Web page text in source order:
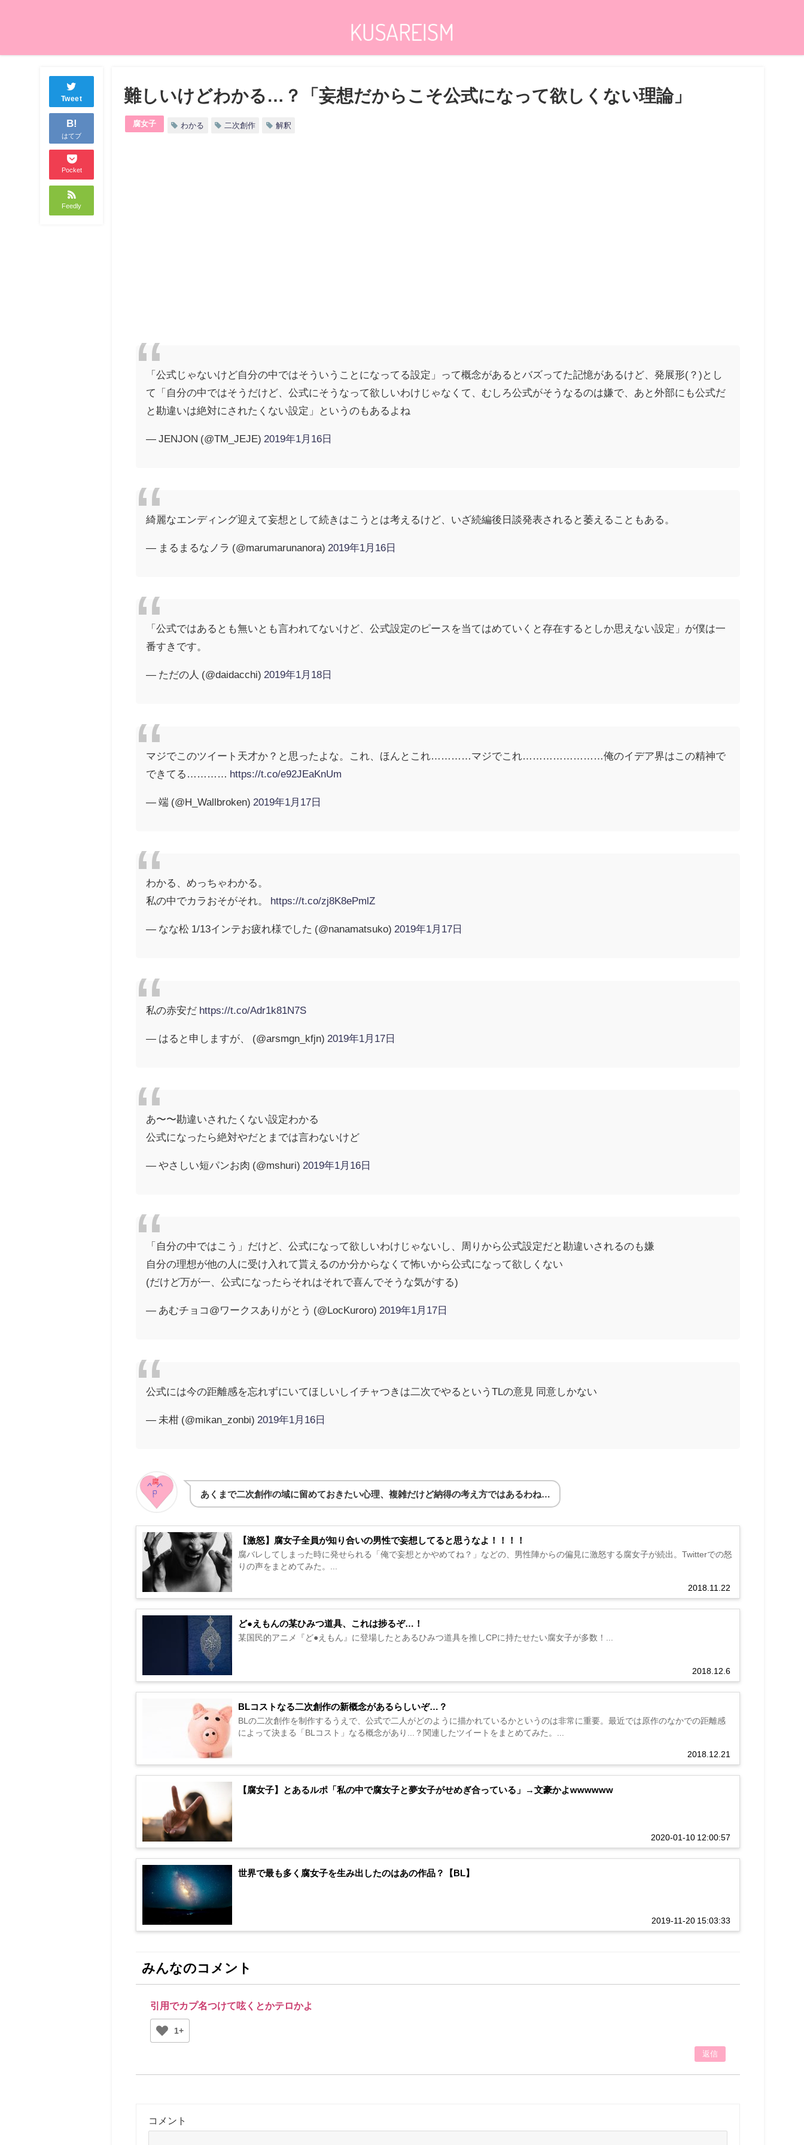
Tweet
B!
はてブ
Pocket
Feedly
難しいけどわかる…？「妄想だからこそ公式になって欲しくない理論」
腐女子 わかる 二次創作 解釈
「公式じゃないけど自分の中ではそういうことになってる設定」って概念があるとバズってた記憶があるけど、発展形(？)とし
て「自分の中ではそうだけど、公式にそうなって欲しいわけじゃなくて、むしろ公式がそうなるのは嫌で、あと外部にも公式だ
と勘違いは絶対にされたくない設定」というのもあるよね
— JENJON (@TM_JEJE) 2019年1月16日
綺麗なエンディング迎えて妄想として続きはこうとは考えるけど、いざ続編後日談発表されると萎えることもある。
— まるまるなノラ (@marumarunanora) 2019年1月16日
「公式ではあるとも無いとも言われてないけど、公式設定のピースを当てはめていくと存在するとしか思えない設定」が僕は一
番すきです。
— ただの人 (@daidacchi) 2019年1月18日
マジでこのツイート天才か？と思ったよな。これ、ほんとこれ…………マジでこれ……………………俺のイデア界はこの精神で
できてる………… https://t.co/e92JEaKnUm
— 端 (@H_Wallbroken) 2019年1月17日
わかる、めっちゃわかる。
私の中でカラおそがそれ。 https://t.co/zj8K8ePmlZ
— なな松 1/13インテお疲れ様でした (@nanamatsuko) 2019年1月17日
私の赤安だ https://t.co/Adr1k81N7S
— はると申しますが、 (@arsmgn_kfjn) 2019年1月17日
あ〜〜勘違いされたくない設定わかる
公式になったら絶対やだとまでは言わないけど
— やさしい短パンお肉 (@mshuri) 2019年1月16日
「自分の中ではこう」だけど、公式になって欲しいわけじゃないし、周りから公式設定だと勘違いされるのも嫌
自分の理想が他の人に受け入れて貰えるのか分からなくて怖いから公式になって欲しくない
(だけど万が一、公式になったらそれはそれで喜んでそうな気がする)
— あむチョコ@ワークスありがとう (@LocKuroro) 2019年1月17日
公式には今の距離感を忘れずにいてほしいしイチャつきは二次でやるというTLの意見 同意しかない
— 未柑 (@mikan_zonbi) 2019年1月16日
あくまで二次創作の域に留めておきたい心理、複雑だけど納得の考え方ではあるわね…
【激怒】腐女子全員が知り合いの男性で妄想してると思うなよ！！！！
2018.11.22
腐バレしてしまった時に発せられる「俺で妄想とかやめてね？」などの、男性陣からの偏見に激怒する腐女子が続出。Twitterでの怒
りの声をまとめてみた。...
ど●えもんの某ひみつ道具、これは捗るぞ…！
2018.12.6
某国民的アニメ『ど●えもん』に登場したとあるひみつ道具を推しCPに持たせたい腐女子が多数！...
BLコストなる二次創作の新概念があるらしいぞ…？
2018.12.21
BLの二次創作を制作するうえで、公式で二人がどのように描かれているかというのは非常に重要。最近では原作のなかでの距離感
によって決まる「BLコスト」なる概念があり...？関連したツイートをまとめてみた。...
【腐女子】とあるルポ「私の中で腐女子と夢女子がせめぎ合っている」→文豪かよwwwwww
2020-01-10 12:00:57
世界で最も多く腐女子を生み出したのはあの作品？【BL】
2019-11-20 15:03:33
みんなのコメント
引用でカプ名つけて呟くとかテロかよ
1+
返信
コメント